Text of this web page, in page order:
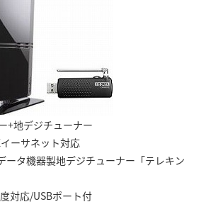
+地デジチューナー
ーサネット対応
ータ機器製地デジチューナー「テレキン
対応/USBポート付